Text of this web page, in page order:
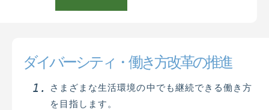
ダイバーシティ・働き方改革の推進
さまざまな生活環境の中でも継続できる働き方
を目指します。